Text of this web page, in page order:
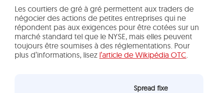
Les courtiers de gré à gré permettent aux traders de
négocier des actions de petites entreprises qui ne
répondent pas aux exigences pour être cotées sur un
marché standard tel que le NYSE, mais elles peuvent
toujours être soumises à des réglementations. Pour
plus d’informations, lisez l’article de Wikipédia OTC
Spread fixe